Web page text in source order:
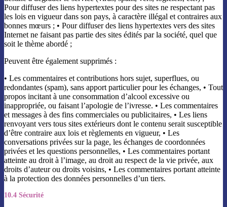
Pour diffuser des liens hypertextes pour des sites ne respectant pas
les lois en vigueur dans son pays, à caractère illégal et contraires aux
bonnes mœurs ; • Pour diffuser des liens hypertextes vers des sites
Internet ne faisant pas partie des sites édités par la société, quel que
soit le thème abordé ;
Peuvent être également supprimés :
• Les commentaires et contributions hors sujet, superflues, ou
redondantes (spam), sans apport particulier pour les échanges, • Tout
propos incitant à une consommation d’alcool excessive ou
inappropriée, ou faisant l’apologie de l’ivresse. • Les commentaires
et messages à des fins commerciales ou publicitaires, • Les liens
renvoyant vers tous sites extérieurs dont le contenu serait susceptible
d’être contraire aux lois et règlements en vigueur, • Les
conversations privées sur la page, les échanges de coordonnées
privées et les questions personnelles, • Les commentaires portant
atteinte au droit à l’image, au droit au respect de la vie privée, aux
droits d’auteur ou droits voisins, • Les commentaires portant atteinte
à la protection des données personnelles d’un tiers.
10.4 Sécurité